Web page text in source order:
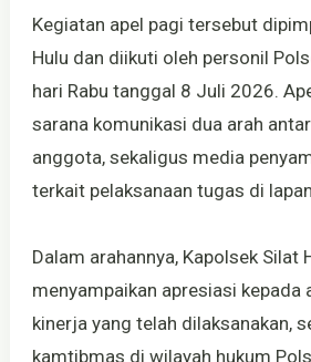
Kegiatan apel pagi tersebut
Hulu dan diikuti oleh personil
hari Rabu tanggal 8 Juli 2026.
sarana komunikasi dua arah
anggota, sekaligus media
terkait pelaksanaan tugas di
Dalam arahannya, Kapolsek Silat
menyampaikan apresiasi kepada
kinerja yang telah dilaksanakan,
kamtibmas di wilayah hukum